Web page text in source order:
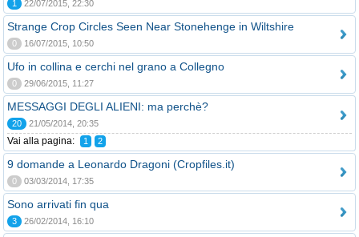
1 22/07/2015, 22:30
Strange Crop Circles Seen Near Stonehenge in Wiltshire
0 16/07/2015, 10:50
Ufo in collina e cerchi nel grano a Collegno
0 29/06/2015, 11:27
MESSAGGI DEGLI ALIENI: ma perchè?
20 21/05/2014, 20:35
Vai alla pagina: 1 2
9 domande a Leonardo Dragoni (Cropfiles.it)
0 03/03/2014, 17:35
Sono arrivati fin qua
3 26/02/2014, 16:10